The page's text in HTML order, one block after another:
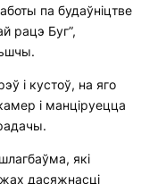
па будаўніцтве
рацэ Буг”,
і кустоў, на яго
і манціруецца
які
дасяжнасці